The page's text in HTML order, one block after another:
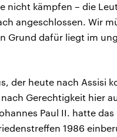
nicht kämpfen – die
angeschlossen. Wir
Grund dafür liegt im
der heute nach Assisi
Gerechtigkeit hier
Paul II. hatte das
1986